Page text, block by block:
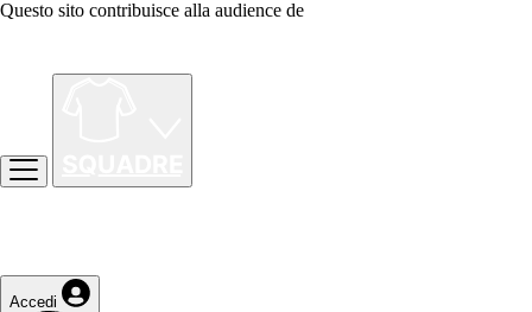
Questo sito contribuisce alla audience de
Accedi